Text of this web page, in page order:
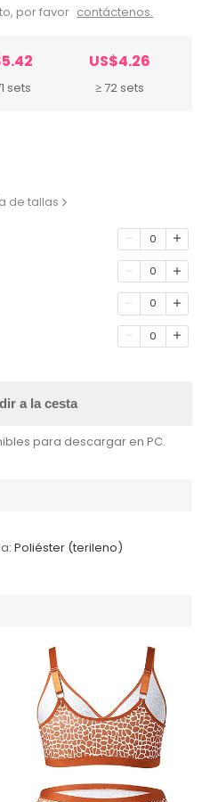
por favor contáctenos.
sets
US$4.26
≥ 72 sets
de tallas
0
0
0
0
a la cesta
para descargar en PC.
Poliéster (terileno)